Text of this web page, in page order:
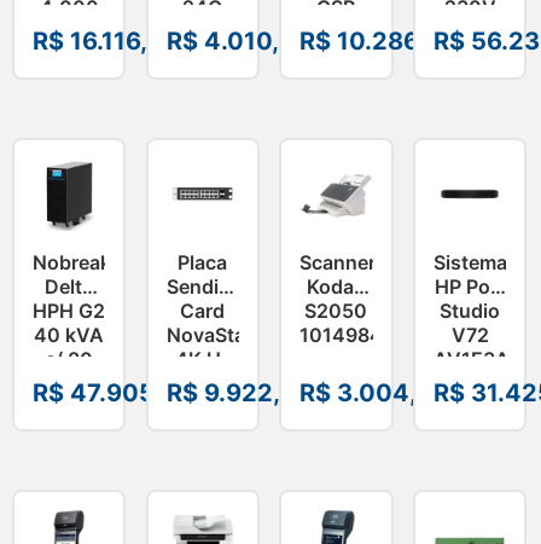
4.000
Lúmens
V11HA75020
R$ 16.116,44
24G
2XGT
2SFP+
JL806A
R$4.010,68
CSP
DG7GMGF0PN45-
001
R$ 10.286,95
230V
R$
Nobreak
Delta
HPH G2
40 kVA
c/ 80
Baterias
E34I403380001/00
R$ 47.905,19
Placa
Sending
Card
NovaStar
4K H-
16XRj45+2Fiber
–
Card4K
R$9.922,48
Scanner
Kodak
S2050
1014984i
R$ 3.004,54
Sistema
HP Poly
Studio
V72
R$